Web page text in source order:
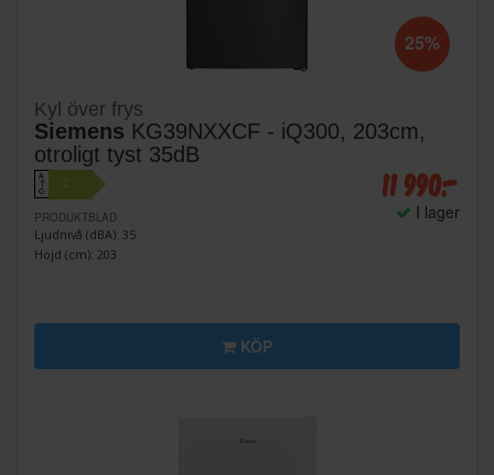
25%
Kyl över frys
Siemens KG39NXXCF - iQ300, 203cm,
otroligt tyst 35dB
A
↑
G
C
PRODUKTBLAD
Ljudnivå (dBA): 35
Höjd (cm): 203
11 990:-
I lager
KÖP